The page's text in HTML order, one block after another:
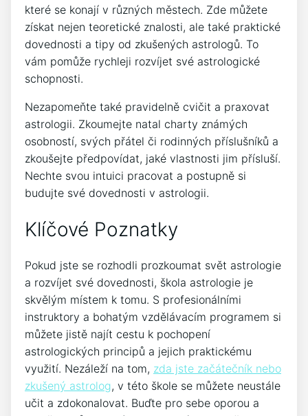
které se konají v různých městech. Zde můžete
získat nejen teoretické znalosti, ale také praktické
dovednosti a tipy od zkušených astrologů. To
vám pomůže rychleji rozvíjet své astrologické
schopnosti.
Nezapomeňte také pravidelně cvičit a praxovat
astrologii. Zkoumejte natal charty známých
osobností, svých přátel či rodinných příslušníků a
zkoušejte předpovídat, jaké vlastnosti jim přísluší.
Nechte svou intuici pracovat a postupně si
budujte své dovednosti v astrologii.
Klíčové Poznatky
Pokud jste se rozhodli prozkoumat svět astrologie
a rozvíjet své dovednosti, škola astrologie je
skvělým místem k tomu. S profesionálními
instruktory a bohatým vzdělávacím programem si
můžete jistě najít cestu k pochopení
astrologických principů a jejich praktickému
využití. Nezáleží na tom, zda jste začátečník nebo
zkušený astrolog, v této škole se můžete neustále
učit a zdokonalovat. Buďte pro sebe oporou a